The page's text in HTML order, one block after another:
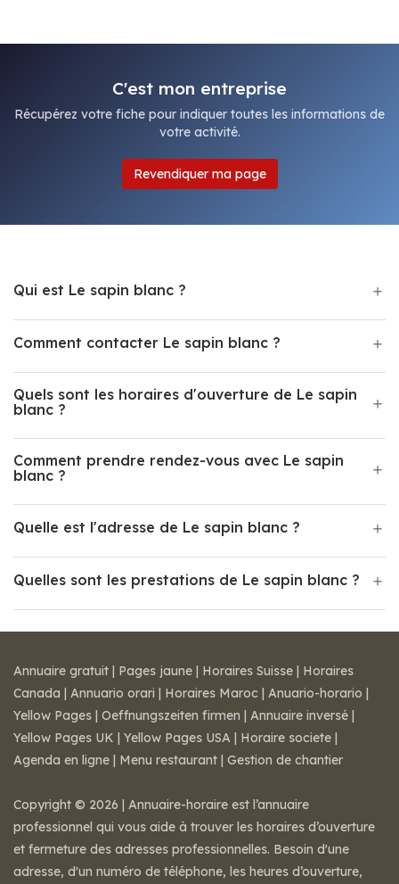
C'est mon entreprise
Récupérez votre fiche pour indiquer toutes les informations de
votre activité.
Revendiquer ma page
Qui est Le sapin blanc ?
Comment contacter Le sapin blanc ?
Quels sont les horaires d'ouverture de Le sapin
blanc ?
Comment prendre rendez-vous avec Le sapin
blanc ?
Quelle est l'adresse de Le sapin blanc ?
Quelles sont les prestations de Le sapin blanc ?
Annuaire gratuit | Pages jaune | Horaires Suisse | Horaires
Canada | Annuario orari | Horaires Maroc | Anuario-horario |
Yellow Pages | Oeffnungszeiten firmen | Annuaire inversé |
Yellow Pages UK | Yellow Pages USA | Horaire societe |
Agenda en ligne | Menu restaurant | Gestion de chantier
Copyright © 2026 | Annuaire-horaire est l’annuaire
professionnel qui vous aide à trouver les horaires d’ouverture
et fermeture des adresses professionnelles. Besoin d'une
adresse, d'un numéro de téléphone, les heures d’ouverture,